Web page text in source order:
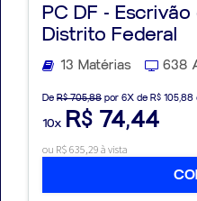
PC DF -
Distrito Federal
13 Matérias 638
De R$ 705,88 por 6X de R$ 105,88
10x R$ 74,44
ou R$ 635,29 à vista